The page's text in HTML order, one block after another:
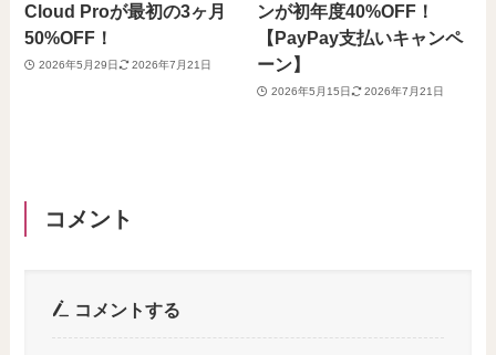
Cloud Proが最初の3ヶ月
50%OFF！
2026年5月29日 2026年7月21日
ンが初年度40%OFF！
【PayPay支払いキャンペ
ーン】
2026年5月15日 2026年7月21日
コメント
コメントする